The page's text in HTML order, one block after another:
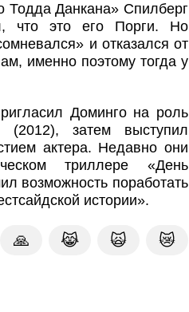
Тодда Данкана» Спилберг
что это его Порги. Но
и отказался от
именно поэтому тогда у
Доминго на роль
(2012), затем выступил
актера. Недавно они
триллере «День
возможность поработать
истории».
🙏 😹 🙀 😿